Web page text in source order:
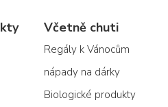
Včetně chuti
Regály k Vánocům
nápady na dárky
Biologické produkty